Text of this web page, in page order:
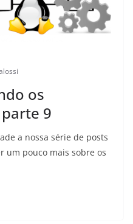
os
9
a nossa série de posts
um pouco mais sobre os